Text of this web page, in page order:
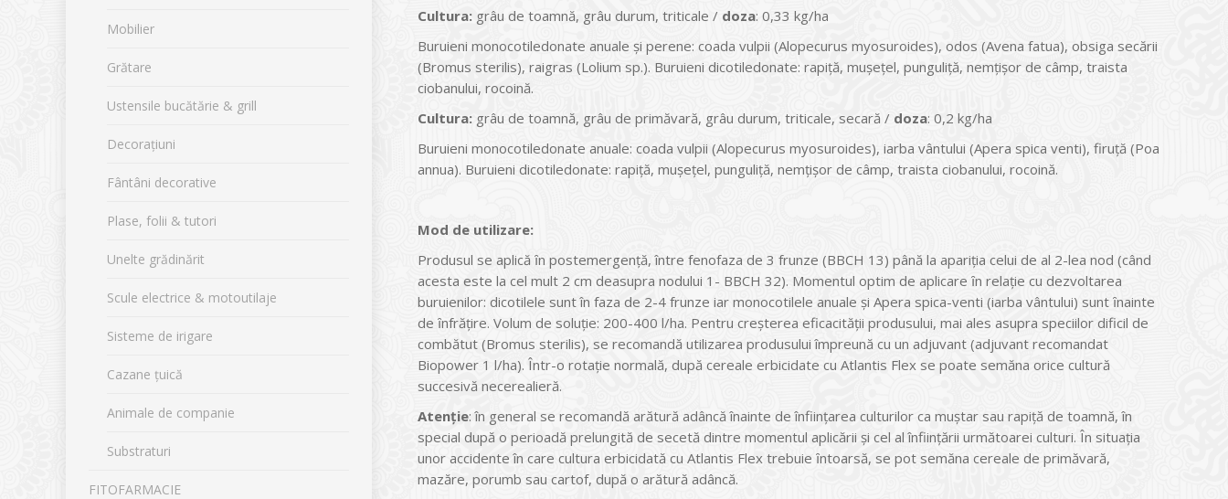
Cultura: grâu de toamnă, grâu durum, triticale / doza: 0,33 kg/ha
Buruieni monocotiledonate anuale și perene: coada vulpii (Alopecurus myosuroides), odos (Avena fatua), obsiga secării
(Bromus sterilis), raigras (Lolium sp.). Buruieni dicotiledonate: rapiță, mușețel, punguliță, nemțișor de câmp, traista
ciobanului, rocoină.
Cultura: grâu de toamnă, grâu de primăvară, grâu durum, triticale, secară / doza: 0,2 kg/ha
Buruieni monocotiledonate anuale: coada vulpii (Alopecurus myosuroides), iarba vântului (Apera spica venti), firuță (Poa
annua). Buruieni dicotiledonate: rapiță, mușețel, punguliță, nemțișor de câmp, traista ciobanului, rocoină.
Mod de utilizare:
Produsul se aplică ȋn postemergenţă, între fenofaza de 3 frunze (BBCH 13) până la apariția celui de al 2-lea nod (când
acesta este la cel mult 2 cm deasupra nodului 1- BBCH 32). Momentul optim de aplicare ȋn relaţie cu dezvoltarea
buruienilor: dicotilele sunt în faza de 2-4 frunze iar monocotilele anuale şi Apera spica-venti (iarba vântului) sunt ȋnainte
de ȋnfrăţire. Volum de soluție: 200-400 l/ha. Pentru creșterea eficacității produsului, mai ales asupra speciilor dificil de
combătut (Bromus sterilis), se recomandă utilizarea produsului împreună cu un adjuvant (adjuvant recomandat
Biopower 1 l/ha). Într-o rotaţie normală, după cereale erbicidate cu Atlantis Flex se poate semăna orice cultură
succesivă necerealieră.
Atenție: în general se recomandă arătură adâncă înainte de înființarea culturilor ca muștar sau rapiță de toamnă, în
special după o perioadă prelungită de secetă dintre momentul aplicării și cel al înființării următoarei culturi. În situaţia
unor accidente în care cultura erbicidată cu Atlantis Flex trebuie ȋntoarsă, se pot semăna cereale de primăvară,
mazăre, porumb sau cartof, după o arătură adâncă.
Mobilier
Grătare
Ustensile bucătărie & grill
Decorațiuni
Fântâni decorative
Plase, folii & tutori
Unelte grădinărit
Scule electrice & motoutilaje
Sisteme de irigare
Cazane țuică
Animale de companie
Substraturi
FITOFARMACIE